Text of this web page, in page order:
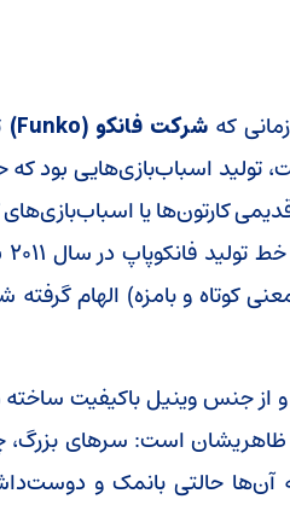
شرکت فانکو (Funko)
اسباب‌بازی‌هایی بود که
کارتون‌ها یا
کوتاه و بامزه) الهام گرفته
ارتفاع دارند و از جنس وینیل
ظاهریشان است: سرهای بزرگ،
آن‌ها حالتی بانمک و